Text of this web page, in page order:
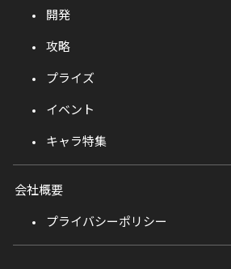
開発
攻略
プライズ
イベント
キャラ特集
会社概要
プライバシーポリシー